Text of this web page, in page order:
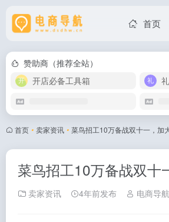
首页
赞助商（推荐全站）
开店必备工具箱
首页 • 卖家资讯 • 菜鸟招工10万备战双十一，加
菜鸟招工10万备战双十
卖家资讯 4年前发布 电商导